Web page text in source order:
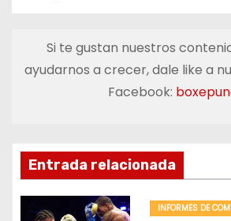
a
ó
n
Si te gustan nuestros
ayudarnos a crecer, dale like a
Facebook:
Entrada relacionada
INFORMES DE